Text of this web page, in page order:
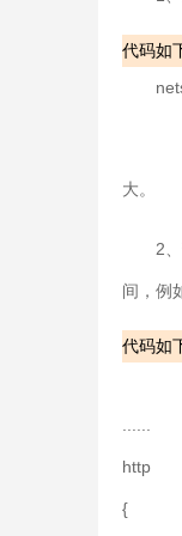
代码如
大。
2
间，例
代码如
http
{